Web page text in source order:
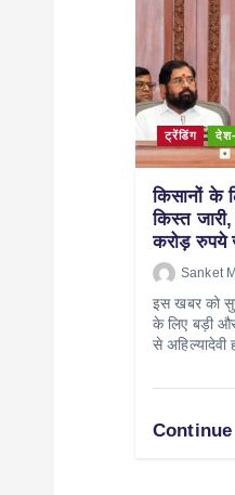
ट्रेंडिंग
किसानों के
किस्त
करोड़ रुपये
Sanket
इस खबर को
के लिए बड़ी
से अहिल्यादेवी